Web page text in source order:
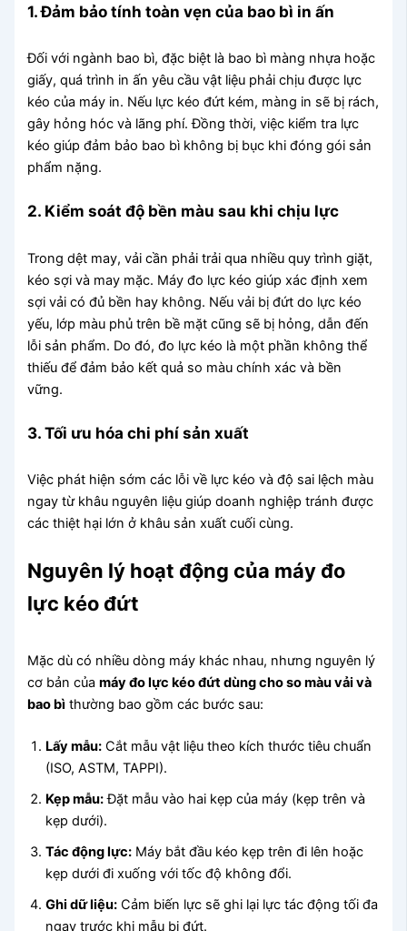
1. Đảm bảo tính toàn vẹn của bao bì in ấn
Đối với ngành bao bì, đặc biệt là bao bì màng nhựa hoặc
giấy, quá trình in ấn yêu cầu vật liệu phải chịu được lực
kéo của máy in. Nếu lực kéo đứt kém, màng in sẽ bị rách,
gây hỏng hóc và lãng phí. Đồng thời, việc kiểm tra lực
kéo giúp đảm bảo bao bì không bị bục khi đóng gói sản
phẩm nặng.
2. Kiểm soát độ bền màu sau khi chịu lực
Trong dệt may, vải cần phải trải qua nhiều quy trình giặt,
kéo sợi và may mặc. Máy đo lực kéo giúp xác định xem
sợi vải có đủ bền hay không. Nếu vải bị đứt do lực kéo
yếu, lớp màu phủ trên bề mặt cũng sẽ bị hỏng, dẫn đến
lỗi sản phẩm. Do đó, đo lực kéo là một phần không thể
thiếu để đảm bảo kết quả so màu chính xác và bền
vững.
3. Tối ưu hóa chi phí sản xuất
Việc phát hiện sớm các lỗi về lực kéo và độ sai lệch màu
ngay từ khâu nguyên liệu giúp doanh nghiệp tránh được
các thiệt hại lớn ở khâu sản xuất cuối cùng.
Nguyên lý hoạt động của máy đo
lực kéo đứt
Mặc dù có nhiều dòng máy khác nhau, nhưng nguyên lý
cơ bản củamáy đo lực kéo đứt dùng cho so màu vải và
bao bì thường bao gồm các bước sau:
Lấy mẫu: Cắt mẫu vật liệu theo kích thước tiêu chuẩn
(ISO, ASTM, TAPPI).
Kẹp mẫu:Đặt mẫu vào hai kẹp của máy (kẹp trên và
kẹp dưới).
Tác động lực: Máy bắt đầu kéo kẹp trên đi lên hoặc
kẹp dưới đi xuống với tốc độ không đổi.
Ghi dữ liệu: Cảm biến lực sẽ ghi lại lực tác động tối đa
ngay trước khi mẫu bị đứt.